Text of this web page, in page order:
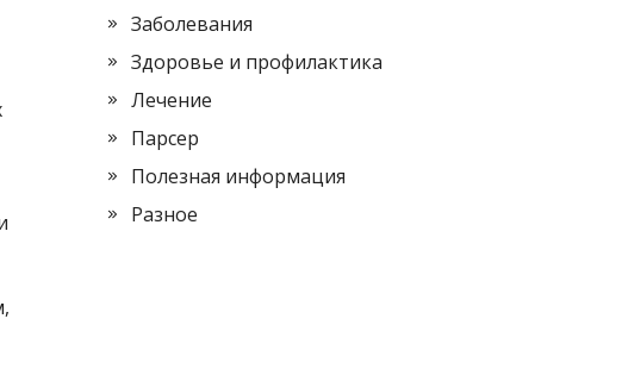
Заболевания
Здоровье и профилактика
Лечение
Парсер
Полезная информация
Разное